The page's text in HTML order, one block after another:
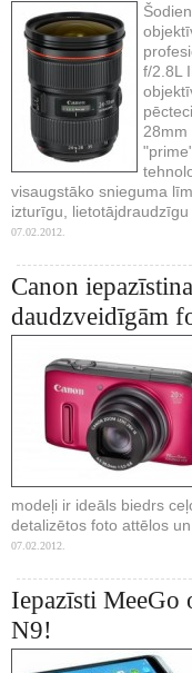
f/2.8L
28mm
visaugstāko snieguma
izturīgu, lietotājdraudzīgu
07.02.2012.
Canon
daudzveidīgām
modeļi ir ideāls biedrs
detalizētos foto attēlos un
07.02.2012.
Iepazīsti MeeGo
N9!